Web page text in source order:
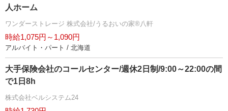
人ホーム
ワンダーストレージ 株式会社/うるおいの家®八軒
時給1,075円～1,090円
アルバイト・パート / 北海道
大手保険会社のコールセンター/週休2日制/9:00～22:00の間
で1日8h
株式会社ベルシステム24